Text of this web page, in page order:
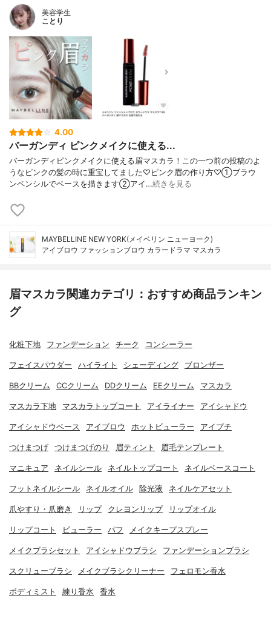
美容学生
ことり
4.00
バーガンディ ピンクメイクに使える...
バーガンディピンクメイクに使える眉マスカラ！この一つ前の投稿のよ
うなピンクの髪の時に重宝してました♡ピンク眉の作り方♡①ブラウ
ンペンシルでベースを描きます②アイ…続きを見る
MAYBELLINE NEW YORK(メイベリン ニューヨーク)
アイブロウ ファッションブロウ カラードラマ マスカラ
眉マスカラ関連カテゴリ：おすすめ商品ランキン
グ
化粧下地 ファンデーション チーク コンシーラー
フェイスパウダー ハイライト シェーディング ブロンザー
BBクリーム CCクリーム DDクリーム EEクリーム マスカラ
マスカラ下地 マスカラトップコート アイライナー アイシャドウ
アイシャドウベース アイブロウ ホットビューラー アイプチ
つけまつげ つけまつげのり 眉ティント 眉毛テンプレート
マニキュア ネイルシール ネイルトップコート ネイルベースコート
フットネイルシール ネイルオイル 除光液 ネイルケアセット
爪やすり・爪磨き リップ クレヨンリップ リップオイル
リップコート ビューラー パフ メイクキープスプレー
メイクブラシセット アイシャドウブラシ ファンデーションブラシ
スクリューブラシ メイクブラシクリーナー フェロモン香水
ボディミスト 練り香水 香水